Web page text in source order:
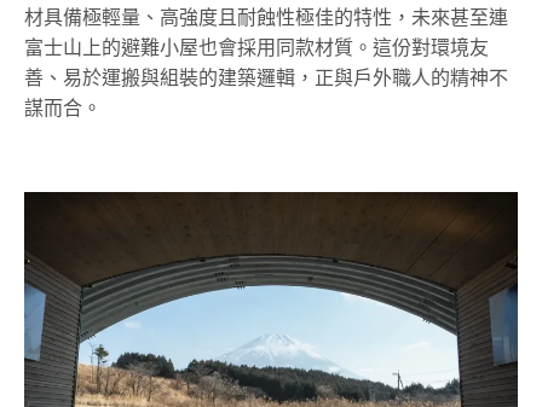
材具備極輕量、高強度且耐蝕性極佳的特性，未來甚至連
富士山上的避難小屋也會採用同款材質。這份對環境友
善、易於運搬與組裝的建築邏輯，正與戶外職人的精神不
謀而合。